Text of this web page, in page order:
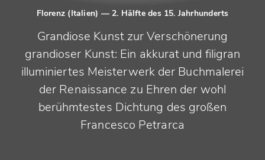
Florenz (Italien) — 2. Hälfte des 15. Jahrhunderts
Grandiose Kunst zur Verschönerung
grandioser Kunst: Ein akkurat und filigran
illuminiertes Meisterwerk der Buchmalerei
der Renaissance zu Ehren der wohl
berühmtestes Dichtung des großen
Francesco Petrarca